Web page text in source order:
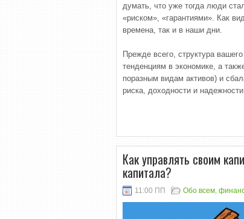
думать, что уже тогда люди
«риском», «гарантиями». Как
времена, так и в наши дни.
Прежде всего, структура
тенденциям в экономике, а
поразным видам активов) и
риска, доходности и
Как управлять своим
капитала?
11:00 ПП Обо всем,